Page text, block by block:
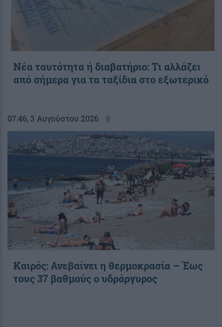
Νέα ταυτότητα ή διαβατήριο: Τι αλλάζει
από σήμερα για τα ταξίδια στο εξωτερικό
07:46, 3 Αυγούστου 2026 ||
Καιρός: Ανεβαίνει η θερμοκρασία – Έως
τους 37 βαθμούς ο υδράργυρος